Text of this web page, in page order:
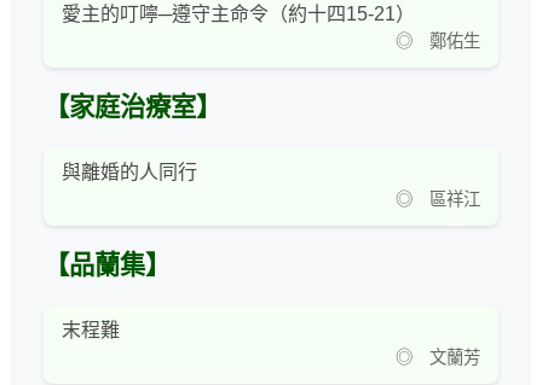
愛主的叮嚀─遵守主命令（約十四15-21）
◎ 鄭佑生
【家庭治療室】
與離婚的人同行
◎ 區祥江
【品蘭集】
末程難
◎ 文蘭芳